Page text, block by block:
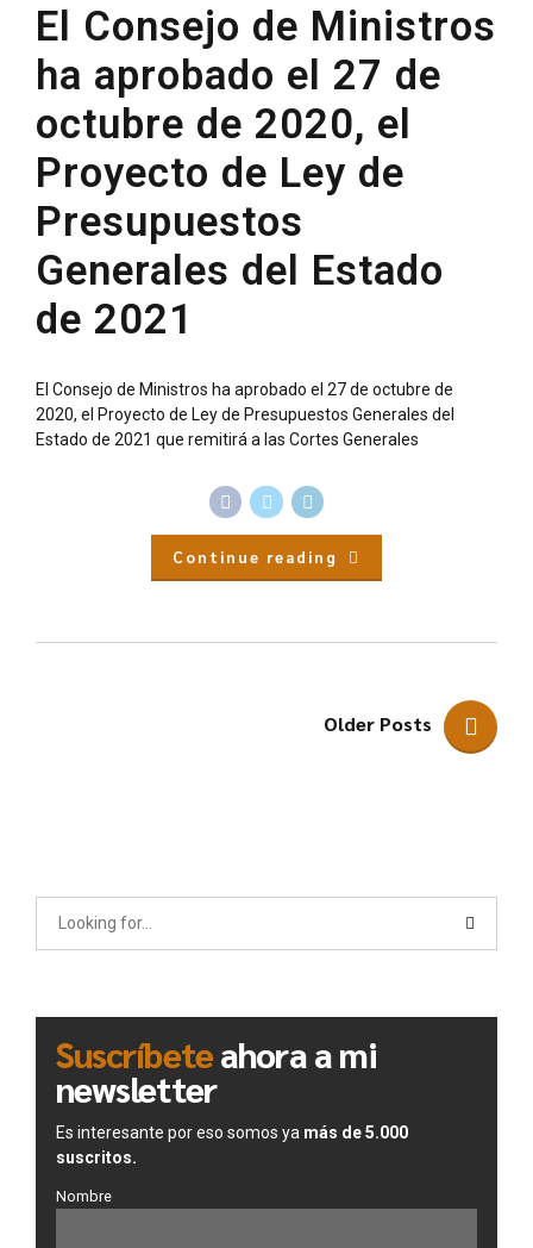
El Consejo de Ministros
ha aprobado el 27 de
octubre de 2020, el
Proyecto de Ley de
Presupuestos
Generales del Estado
de 2021
El Consejo de Ministros ha aprobado el 27 de octubre de
2020, el Proyecto de Ley de Presupuestos Generales del
Estado de 2021 que remitirá a las Cortes Generales
Continue reading
Older Posts
Suscríbeteahora a mi
newsletter
Es interesante por eso somos ya más de 5.000
suscritos.
Nombre